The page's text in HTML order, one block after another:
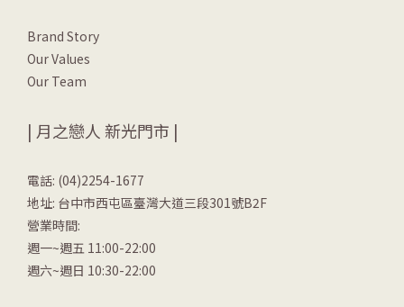
Brand Story
Our Values
Our Team
| 月之戀人 新光門市 |
電話: (04)2254-1677
地址: 台中市西屯區臺灣大道三段301號B2F
營業時間:
週一~週五 11:00-22:00
週六~週日 10:30-22:00